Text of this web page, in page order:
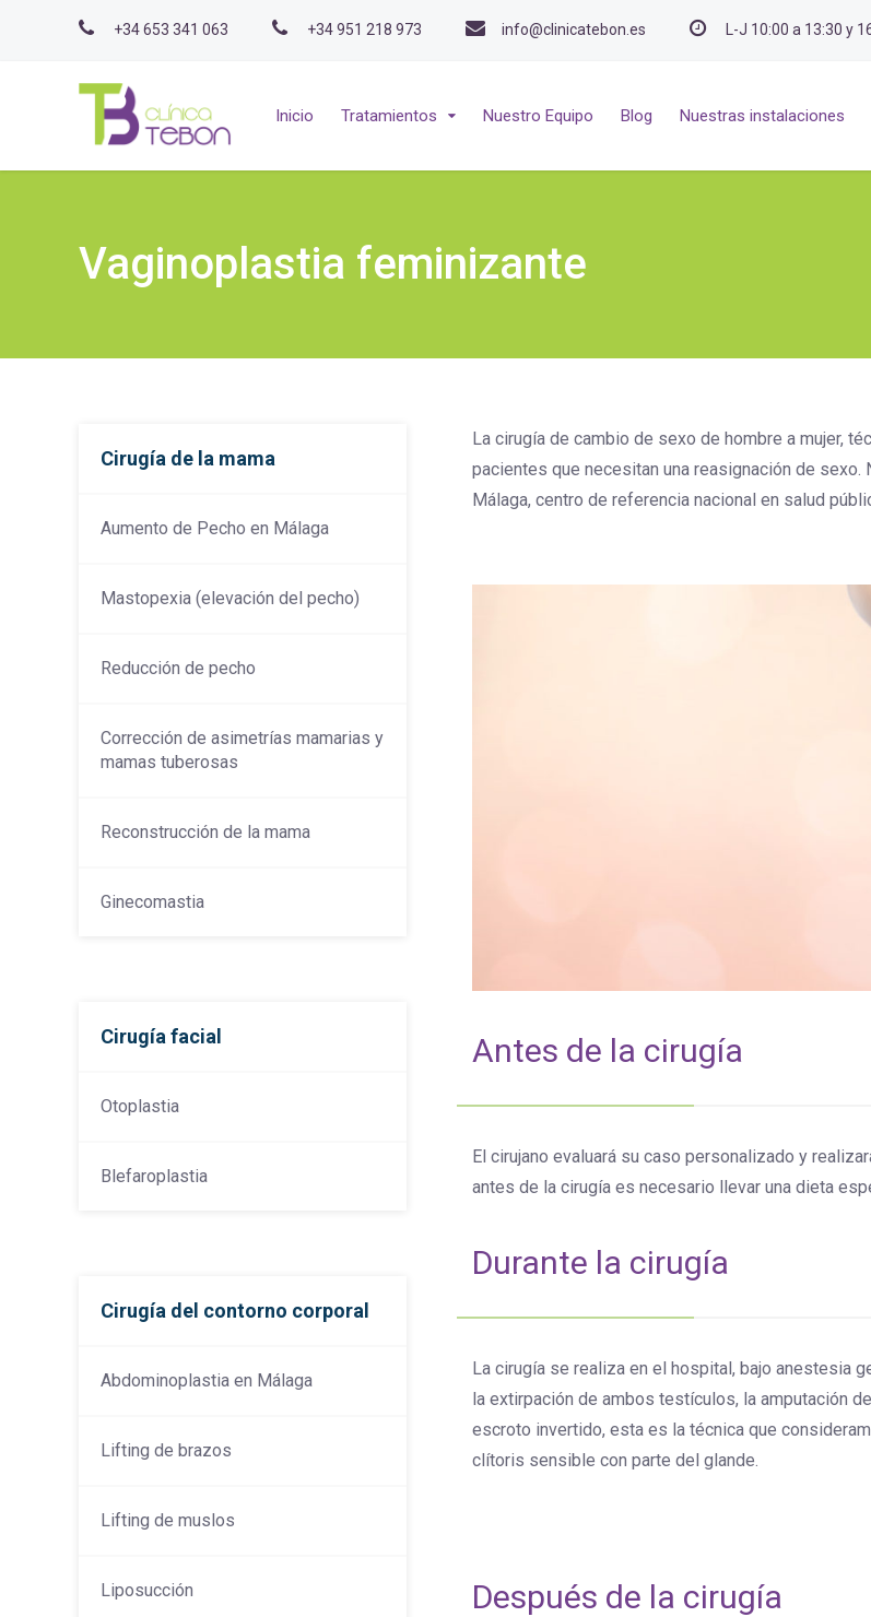
+34 653 341 063 +34 951 218 973 info@clinicatebon.es L-J 10:00 a 13:30 y
Inicio Tratamientos Nuestro Equipo Blog Nuestras instalaciones
Vaginoplastia feminizante
La cirugía de cambio de sexo de hombre a mujer,
pacientes que necesitan una reasignación de sexo.
Málaga, centro de referencia nacional en salud
Antes de la cirugía
El cirujano evaluará su caso personalizado y
antes de la cirugía es necesario llevar una dieta
Durante la cirugía
La cirugía se realiza en el hospital, bajo anestesia
la extirpación de ambos testículos, la amputación
escroto invertido, esta es la técnica que
clítoris sensible con parte del glande.
Después de la cirugía
Cirugía de la mama
Aumento de Pecho en Málaga
Mastopexia (elevación del pecho)
Reducción de pecho
Corrección de asimetrías mamarias y
mamas tuberosas
Reconstrucción de la mama
Ginecomastia
Cirugía facial
Otoplastia
Blefaroplastia
Cirugía del contorno corporal
Abdominoplastia en Málaga
Lifting de brazos
Lifting de muslos
Liposucción